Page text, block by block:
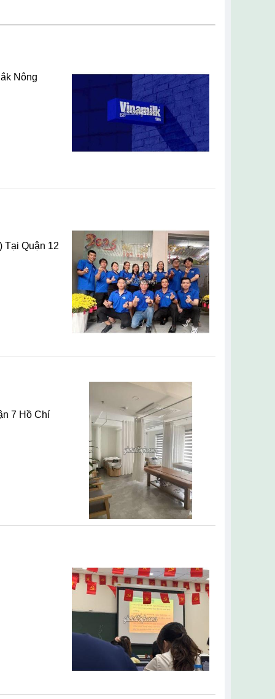
Nông